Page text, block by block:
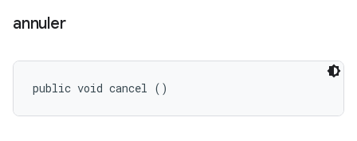
annuler
public void cancel ()